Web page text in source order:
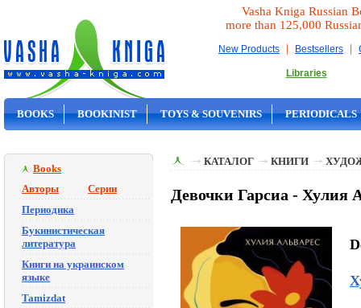
Vasha Kniga Russian
more than 125,000
New Products | Bestsellers |
Libraries
BOOKS BOOKINIST TOYS & SOUVENIRS PERIODICALS
Books
Авторы
Серии
Периодика
Букинистическая
литература
Книги на украинском
языке
Tamizdat
КАТАЛОГ КНИГИ
Девочки Гарсиа - Хулия